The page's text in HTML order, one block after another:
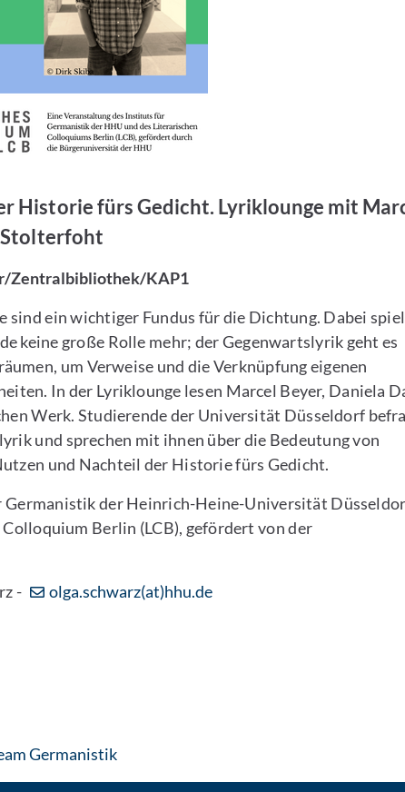
Historie fürs Gedicht. Lyriklounge mit
Stolterfoht
Zentralbibliothek/KAP1
sind ein wichtiger Fundus für die Dichtung. Dabei
keine große Rolle mehr; der Gegenwartslyrik geht es
um Verweise und die Verknüpfung eigenen
In der Lyriklounge lesen Marcel Beyer, Daniela
Werk. Studierende der Universität Düsseldorf
und sprechen mit ihnen über die Bedeutung von
und Nachteil der Historie fürs Gedicht.
der Heinrich-Heine-Universität
Berlin (LCB), gefördert von der
-
olga.schwarz(at)hhu.de
Germanistik: Per E-Mail kontaktieren